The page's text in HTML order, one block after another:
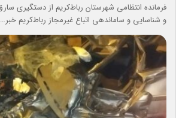
و شناسایی و ساماندهی اتباع غیرمجاز رباط‌کریم خبر…